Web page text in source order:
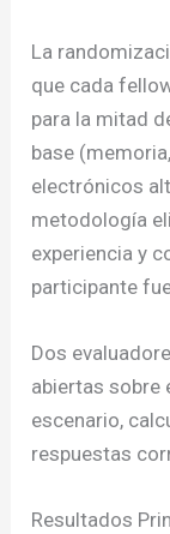
La
que cada
para la mitad
base
electrónicos
metodología
experiencia y
participante
Dos
abiertas sobre
escenario,
respuestas
Resultados